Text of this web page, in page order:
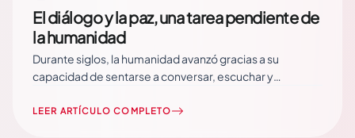
El diálogo y la paz, una tarea pendiente de
la humanidad
Durante siglos, la humanidad avanzó gracias a su
capacidad de sentarse a conversar, escuchar y
civilizaciones hasta las sociedades contemporáneas, los
LEER ARTÍCULO COMPLETO